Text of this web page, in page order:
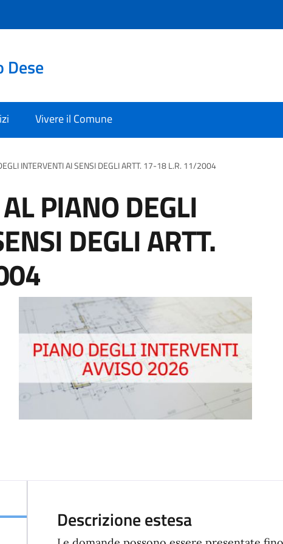
Dese
Vivere il Comune
INTERVENTI AI SENSI DEGLI ARTT. 17-18 L.R. 11/2004
PIANO DEGLI
DEGLI ARTT.
Descrizione estesa